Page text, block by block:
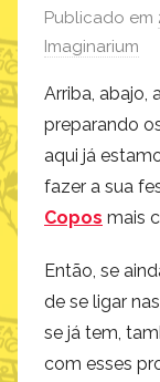
Publicado em
Imaginarium
Arriba, abajo,
preparando
aqui já
fazer a sua
Copos mais
Então, se
de se ligar
se já tem,
com esses